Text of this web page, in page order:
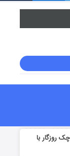
روزگار با